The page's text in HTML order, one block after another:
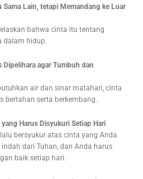
Sama Lain, tetapi Memandang ke Luar
bahwa cinta itu tentang
dalam hidup.
Dipelihara agar Tumbuh dan
air dan sinar matahari, cinta
bertahan serta berkembang.
Harus Disyukuri Setiap Hari
bersyukur atas cinta yang Anda
dari Tuhan, dan Anda harus
baik setiap hari.